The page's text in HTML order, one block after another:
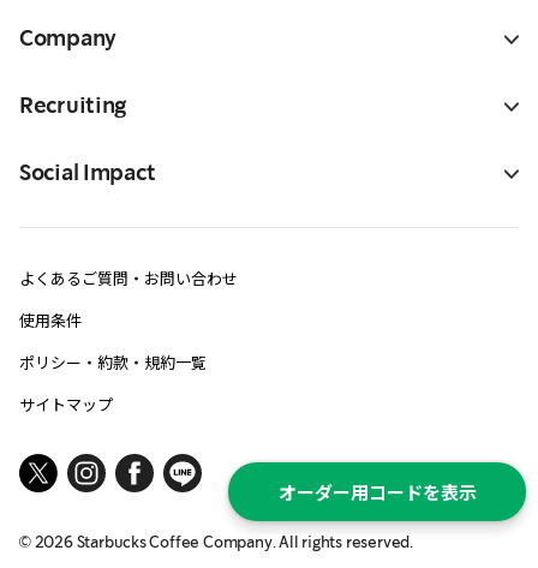
オーダー用コードを表示
Company
Recruiting
Social Impact
よくあるご質問・お問い合わせ
使用条件
ポリシー・約款・規約一覧
サイトマップ
© 2026Starbucks Coffee Company. All rights reserved.